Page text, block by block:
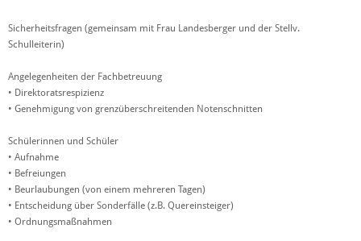
Sicherheitsfragen (gemeinsam mit Frau Landesberger und der Stellv.
Schulleiterin)
Angelegenheiten der Fachbetreuung
• Direktoratsrespizienz
• Genehmigung von grenzüberschreitenden Notenschnitten
Schülerinnen und Schüler
• Aufnahme
• Befreiungen
• Beurlaubungen (von einem mehreren Tagen)
• Entscheidung über Sonderfälle (z.B. Quereinsteiger)
• Ordnungsmaßnahmen